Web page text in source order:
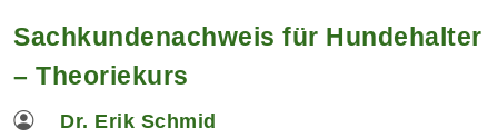
Sachkundenachweis für Hundehalter
– Theoriekurs
Dr. Erik Schmid